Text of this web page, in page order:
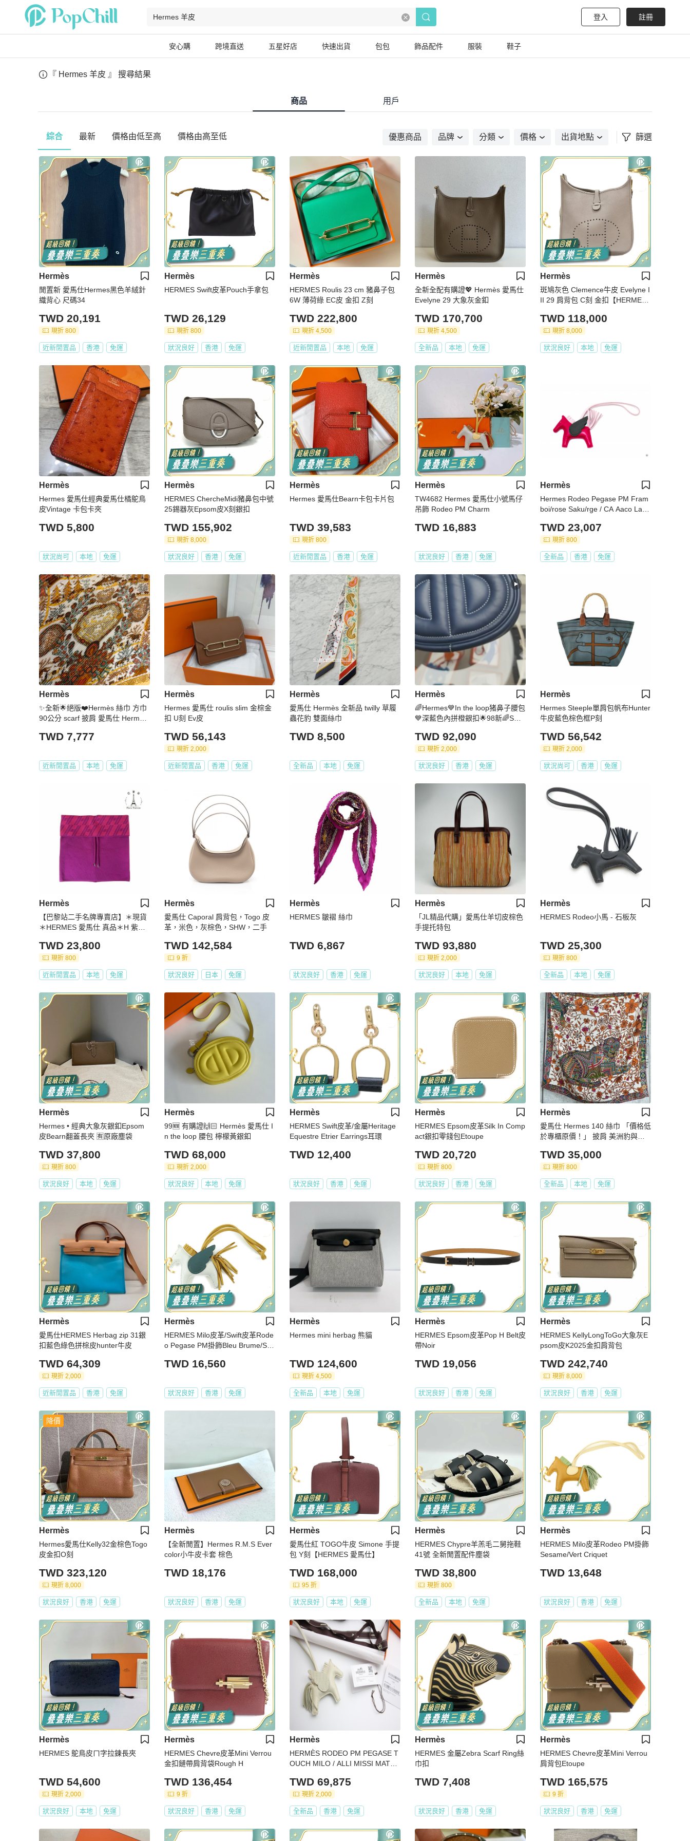
登入 註冊
安心購 跨境直送 五星好店 快速出貨 包包 飾品配件 服裝 鞋子
『 Hermes 羊皮 』 搜尋結果
商品 用戶
綜合 最新 價格由低至高 價格由高至低 優惠商品 品牌 分類 價格 出貨地點 篩選
Hermès
閒置新 愛馬仕Hermes黑色羊絨針
織背心 尺碼34
TWD 20,191
現折 800
近新閒置品 香港 免運
Hermès
HERMES Swift皮革Pouch手拿包
TWD 26,129
現折 800
狀況良好 香港 免運
Hermès
HERMES Roulis 23 cm 豬鼻子包
6W 薄荷綠 EC皮 金扣 Z刻
TWD 222,800
現折 4,500
近新閒置品 本地 免運
Hermès
全新全配有購證💖 Hermès 愛馬仕
Evelyne 29 大象灰金釦
TWD 170,700
現折 4,500
全新品 本地 免運
Hermès
斑鳩灰色 Clemence牛皮 Evelyne I
II 29 肩背包 C刻 金扣【HERMES
TWD 118,000
現折 8,000
狀況良好 本地 免運
Hermès
Hermes 愛馬仕經典愛馬仕橘鴕鳥
皮Vintage 卡包卡夾
TWD 5,800
狀況尚可 本地 免運
Hermès
HERMES ChercheMidi豬鼻包中號
25錫器灰Epsom皮X刻銀扣
TWD 155,902
現折 8,000
狀況良好 香港 免運
Hermès
Hermes 愛馬仕Bearn卡包卡片包
TWD 39,583
現折 800
近新閒置品 香港 免運
Hermès
TW4682 Hermes 愛馬仕小號馬仔
吊飾 Rodeo PM Charm
TWD 16,883
狀況良好 香港 免運
Hermès
Hermes Rodeo Pegase PM Fram
boi/rose Saku/rge / CA Aaco Lam
TWD 23,007
現折 800
全新品 香港 免運
Hermès
✨全新🌟絕版❤️Hermès 絲巾 方巾
90公分 scarf 披肩 愛馬仕 Hermes
TWD 7,777
近新閒置品 本地 免運
Hermès
Hermes 愛馬仕 roulis slim 金棕金
扣 U刻 Ev皮
TWD 56,143
現折 2,000
近新閒置品 香港 免運
Hermès
愛馬仕 Hermès 全新品 twilly 草履
蟲花豹 雙面絲巾
TWD 8,500
全新品 本地 免運
Hermès
🌈Hermes💙In the loop猪鼻子腰包
💙深藍色內拼橙銀扣🌟98新🌈Swift
🌟愛馬仕🌟
TWD 92,090
現折 2,000
狀況良好 香港 免運
Hermès
Hermes Steeple單肩包帆布Hunter
牛皮藍色棕色框P刻
TWD 56,542
現折 2,000
狀況尚可 香港 免運
Hermès
【巴黎站二手名牌專賣店】＊現貨
＊HERMES 愛馬仕 真品＊H 紫色
TWD 23,800
現折 800
近新閒置品 本地 免運
Hermès
愛馬仕 Caporal 肩背包，Togo 皮
革，米色，灰棕色，SHW，二手
TWD 142,584
9 折
狀況良好 日本 免運
Hermès
HERMES 皺褶 絲巾
TWD 6,867
狀況良好 香港 免運
Hermès
「JL精品代購」愛馬仕羊切皮棕色
手提托特包
TWD 93,880
現折 2,000
狀況良好 本地 免運
Hermès
HERMES Rodeo小馬 - 石板灰
TWD 25,300
現折 800
全新品 本地 免運
Hermès
Hermes • 經典大象灰銀釦Epsom
皮Bearn翻蓋長夾 🈶原廠塵袋
TWD 37,800
現折 800
狀況良好 本地 免運
Hermès
99🆕 有購證🙌🏻 Hermès 愛馬仕 I
n the loop 腰包 檸檬黃銀釦
TWD 68,000
現折 2,000
狀況良好 本地 免運
Hermès
HERMES Swift皮革/金屬Heritage
Equestre Etrier Earrings耳環
TWD 12,400
狀況良好 香港 免運
Hermès
HERMES Epsom皮革Silk In Comp
act銀扣零錢包Etoupe
TWD 20,720
現折 800
狀況良好 香港 免運
Hermès
愛馬仕 Hermes 140 絲巾 「價格低
於專櫃原價！」 披肩 美洲豹與蜂
TWD 35,000
現折 800
全新品 本地 免運
Hermès
愛馬仕HERMES Herbag zip 31銀
扣藍色綠色拼棕皮hunter牛皮
TWD 64,309
現折 2,000
近新閒置品 香港 免運
Hermès
HERMES Milo皮革/Swift皮革Rode
o Pegase PM掛飾Bleu Brume/Ses
TWD 16,560
狀況良好 香港 免運
Hermès
Hermes mini herbag 熊貓
TWD 124,600
現折 4,500
全新品 本地 免運
Hermès
HERMES Epsom皮革Pop H Belt皮
帶Noir
TWD 19,056
狀況良好 香港 免運
Hermès
HERMES KellyLongToGo大象灰E
psom皮K2025金扣肩背包
TWD 242,740
現折 8,000
狀況良好 香港 免運
降價
Hermès
Hermes愛馬仕Kelly32金棕色Togo
皮金扣O刻
TWD 323,120
現折 8,000
狀況良好 香港 免運
Hermès
【全新閒置】Hermes R.M.S Ever
color小牛皮卡套 棕色
TWD 18,176
狀況良好 香港 免運
Hermès
愛馬仕紅 TOGO牛皮 Simone 手提
包 Y刻【HERMES 愛馬仕】
TWD 168,000
95 折
狀況良好 本地 免運
Hermès
HERMES Chypre羊羔毛二舅拖鞋
41號 全新閒置配件塵袋
TWD 38,800
現折 800
全新品 本地 免運
Hermès
HERMES Milo皮革Rodeo PM掛飾
Sesame/Vert Criquet
TWD 13,648
狀況良好 香港 免運
Hermès
HERMES 鴕鳥皮ㄇ字拉鍊長夾
TWD 54,600
現折 2,000
狀況良好 本地 免運
Hermès
HERMES Chevre皮革Mini Verrou
金扣鏈帶肩背袋Rough H
TWD 136,454
9 折
狀況良好 香港 免運
Hermès
HERMÈS RODEO PM PEGASE T
OUCH MILO / ALLI MISSI MATAI /
N
TWD 69,875
現折 2,000
全新品 香港 免運
Hermès
HERMES 金屬Zebra Scarf Ring絲
巾扣
TWD 7,408
狀況良好 香港 免運
Hermès
HERMES Chevre皮革Mini Verrou
肩背包Etoupe
TWD 165,575
9 折
狀況良好 香港 免運